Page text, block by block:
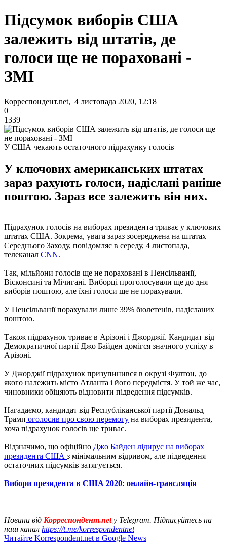
Підсумок виборів США
залежить від штатів, де
голоси ще не пораховані -
ЗМІ
Корреспондент.net, 4 листопада 2020, 12:18
0
1339
У США чекають остаточного підрахунку голосів
У ключових американських штатах
зараз рахують голоси, надіслані раніше
поштою. Зараз все залежить він них.
Підрахунок голосів на виборах президента триває у ключових
штатах США. Зокрема, увага зараз зосереджена на штатах
Середнього Заходу, повідомляє в середу, 4 листопада,
телеканал CNN.
Так, мільйони голосів ще не пораховані в Пенсільванії,
Вісконсині та Мічигані. Виборці проголосували ще до дня
виборів поштою, але їхні голоси ще не порахували.
У Пенсільванії порахували лише 39% бюлетенів, надісланих
поштою.
Також підрахунок триває в Арізоні і Джорджії. Кандидат від
Демократичної партії Джо Байден домігся значного успіху в
Арізоні.
У Джорджії підрахунок призупинився в окрузі Фултон, до
якого належить місто Атланта і його передмістя. У той же час,
чиновники обіцяють відновити підведення підсумків.
Нагадаємо, кандидат від Республіканської партії Дональд
Трамп оголосив про свою перемогу на виборах президента,
хоча підрахунок голосів ще триває.
Відзначимо, що офіційно Джо Байден лідирує на виборах
президента США з мінімальним відривом, але підведення
остаточних підсумків затягується.
Вибори президента в США 2020: онлайн-трансляція
Новини від Корреспондент.netу Telegram. Підписуйтесь на
наш канал https://t.me/korrespondentnet
Читайте Korrespondent.net в Google News